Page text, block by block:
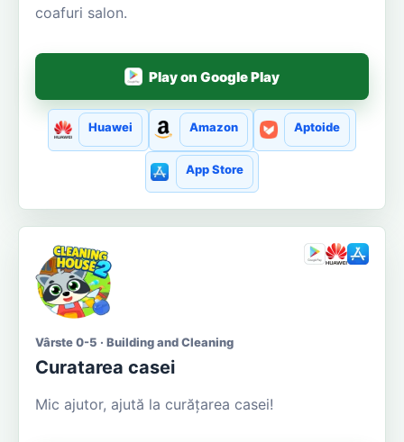
coafuri salon.
Play on Google Play
Huawei Amazon Aptoide
App Store
Vârste 0-5 · Building and Cleaning
Curatarea casei
Mic ajutor, ajută la curățarea casei!